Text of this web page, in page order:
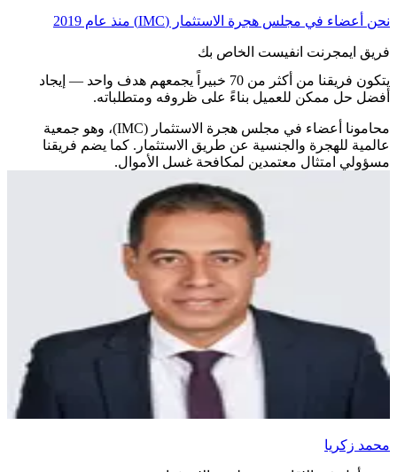
نحن أعضاء في مجلس هجرة الاستثمار (IMC) منذ عام 2019
فريق ايمجرنت انفيست الخاص بك
يتكون فريقنا من أكثر من 70 خبيراً يجمعهم هدف واحد — إيجاد
أفضل حل ممكن للعميل بناءً على ظروفه ومتطلباته.
محامونا أعضاء في مجلس هجرة الاستثمار (IMC)، وهو جمعية
عالمية للهجرة والجنسية عن طريق الاستثمار. كما يضم فريقنا
مسؤولي امتثال معتمدين لمكافحة غسل الأموال.
محمد زكريا